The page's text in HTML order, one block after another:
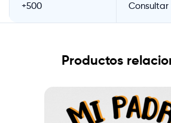
+500 Consultar
Productos